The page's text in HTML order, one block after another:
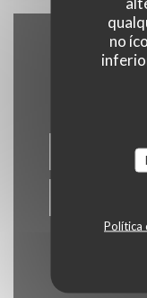
no
Política